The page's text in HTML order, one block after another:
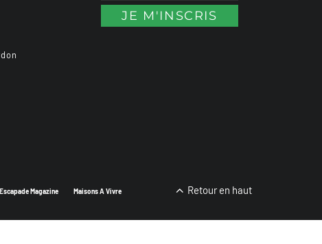
Escapade Magazine Maisons A Vivre Retour en haut